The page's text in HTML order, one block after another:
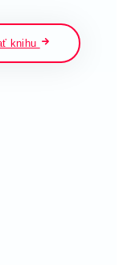
knihu